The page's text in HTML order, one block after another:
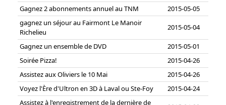
Gagnez 2 abonnements annuel au TNM
2015-05-05
gagnez un séjour au Fairmont Le Manoir
Richelieu
2015-05-04
Gagnez un ensemble de DVD
2015-05-01
Soirée Pizza!
2015-04-26
Assistez aux Oliviers le 10 Mai
2015-04-26
Voyez l'Ère d'Ultron en 3D à Laval ou Ste-Foy
2015-04-24
Assistez à l'enregistrement de la dernière de